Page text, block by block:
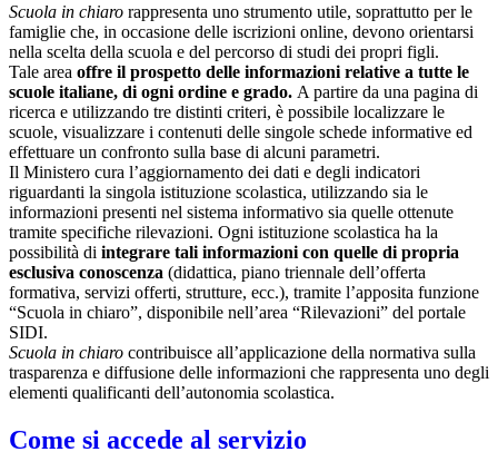
Scuola in chiaro rappresenta uno strumento utile, soprattutto per le
famiglie che, in occasione delle iscrizioni online, devono orientarsi
nella scelta della scuola e del percorso di studi dei propri figli.
Tale area offre il prospetto delle informazioni relative a tutte le
scuole italiane, di ogni ordine e grado. A partire da una pagina di
ricerca e utilizzando tre distinti criteri, è possibile localizzare le
scuole, visualizzare i contenuti delle singole schede informative ed
effettuare un confronto sulla base di alcuni parametri.
Il Ministero cura l’aggiornamento dei dati e degli indicatori
riguardanti la singola istituzione scolastica, utilizzando sia le
informazioni presenti nel sistema informativo sia quelle ottenute
tramite specifiche rilevazioni. Ogni istituzione scolastica ha la
possibilità di integrare tali informazioni con quelle di propria
esclusiva conoscenza (didattica, piano triennale dell’offerta
formativa, servizi offerti, strutture, ecc.), tramite l’apposita funzione
“Scuola in chiaro”, disponibile nell’area “Rilevazioni” del portale
SIDI.
Scuola in chiaro contribuisce all’applicazione della normativa sulla
trasparenza e diffusione delle informazioni che rappresenta uno degli
elementi qualificanti dell’autonomia scolastica.
Come si accede al servizio